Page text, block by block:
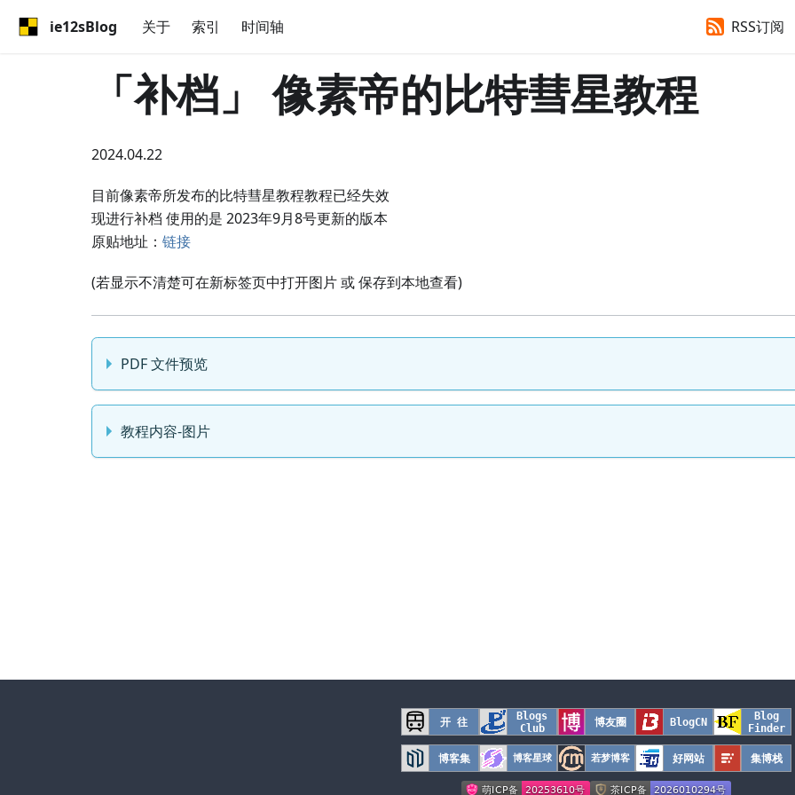
ie12sBlog 关于 索引 时间轴 RSS订阅
「补档」 像素帝的比特彗星教程
2024.04.22
目前像素帝所发布的比特彗星教程教程已经失效
现进行补档 使用的是 2023年9月8号更新的版本
原贴地址： 链接
(若显示不清楚可在新标签页中打开图片 或 保存到本地查看)
PDF 文件预览
教程内容-图片
开 往
Blogs
Club
博友圈 BlogCN
Blog
Finder
博客集 博客星球 若梦博客 好网站 集博栈